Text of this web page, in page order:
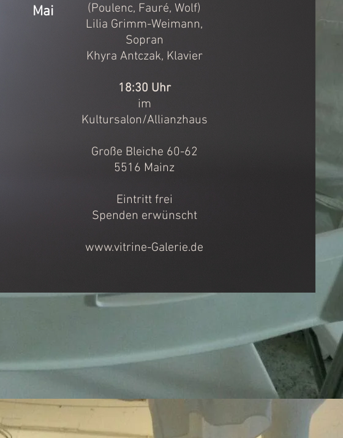
Mai
(Poulenc, Fauré, Wolf)
Lilia Grimm-Weimann,
Sopran
Khyra Antczak, Klavier
18:30 Uhr
im
Kultursalon/Allianzhaus
Große Bleiche 60-62
5516 Mainz
Eintritt frei
Spenden erwünscht
www.vitrine-Galerie.de